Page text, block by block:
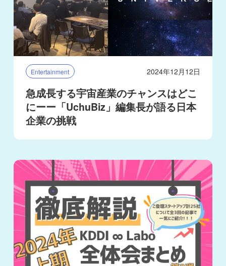
Entertainment 2024年12月12日
急成長する宇宙産業のチャンスはどこ
にーー「UchuBiz」編集長が語る日本
企業の挑戦